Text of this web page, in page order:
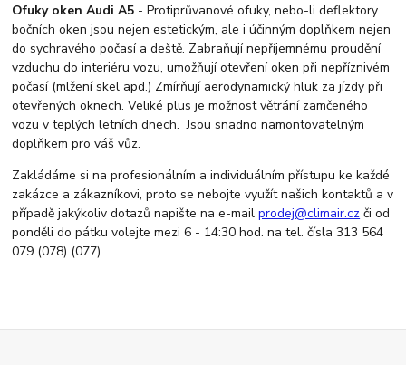
Ofuky oken Audi A5 - Protiprůvanové ofuky, nebo-li deflektory
bočních oken jsou nejen estetickým, ale i účinným doplňkem nejen
do sychravého počasí a deště. Zabraňují nepříjemnému proudění
vzduchu do interiéru vozu, umožňují otevření oken při nepříznivém
počasí (mlžení skel apd.) Zmírňují aerodynamický hluk za jízdy při
otevřených oknech. Veliké plus je možnost větrání zamčeného
vozu v teplých letních dnech. Jsou snadno namontovatelným
doplňkem pro váš vůz.
Zakládáme si na profesionálním a individuálním přístupu ke každé
zakázce a zákazníkovi, proto se nebojte využít našich kontaktů a v
případě jakýkoliv dotazů napište na e-mailprodej@climair.cz či od
ponděli do pátku volejte mezi 6 - 14:30 hod. na tel. čísla 313 564
079 (078) (077).